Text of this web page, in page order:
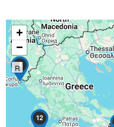
4
12
+
−
R